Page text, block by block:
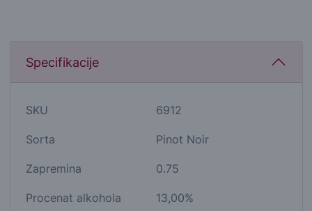
Specifikacije
SKU 6912
Sorta Pinot Noir
Zapremina 0.75
Procenat alkohola 13,00%